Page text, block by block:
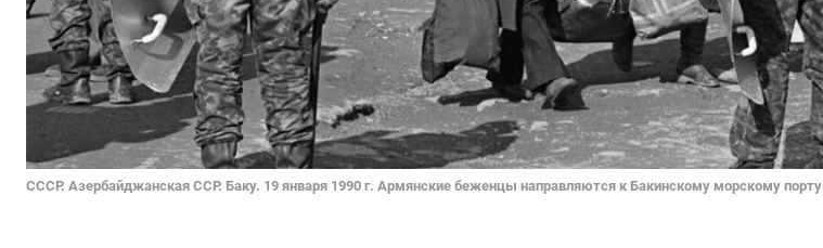
СССР. Азербайджанская ССР. Баку. 19 января 1990 г. Армянские беженцы направляются к Бакинскому морскому порту